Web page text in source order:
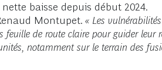
baisse depuis début 2024.
Montupet. « Les
feuille de route claire pour guider
notamment sur le terrain des